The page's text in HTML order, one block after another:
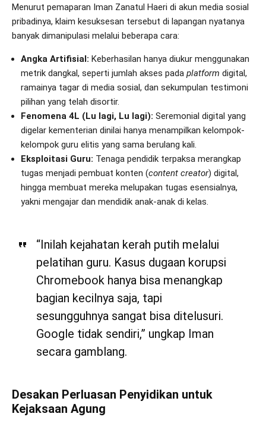
Menurut pemaparan Iman Zanatul Haeri di akun media sosial
pribadinya, klaim kesuksesan tersebut di lapangan nyatanya
banyak dimanipulasi melalui beberapa cara:
Angka Artifisial: Keberhasilan hanya diukur menggunakan
metrik dangkal, seperti jumlah akses pada platform digital,
ramainya tagar di media sosial, dan sekumpulan testimoni
pilihan yang telah disortir.
Fenomena 4L (Lu lagi, Lu lagi): Seremonial digital yang
digelar kementerian dinilai hanya menampilkan kelompok-
kelompok guru elitis yang sama berulang kali.
Eksploitasi Guru: Tenaga pendidik terpaksa merangkap
tugas menjadi pembuat konten (content creator) digital,
hingga membuat mereka melupakan tugas esensialnya,
yakni mengajar dan mendidik anak-anak di kelas.
“Inilah kejahatan kerah putih melalui
pelatihan guru. Kasus dugaan korupsi
Chromebook hanya bisa menangkap
bagian kecilnya saja, tapi
sesungguhnya sangat bisa ditelusuri.
Google tidak sendiri,” ungkap Iman
secara gamblang.
Desakan Perluasan Penyidikan untuk
Kejaksaan Agung